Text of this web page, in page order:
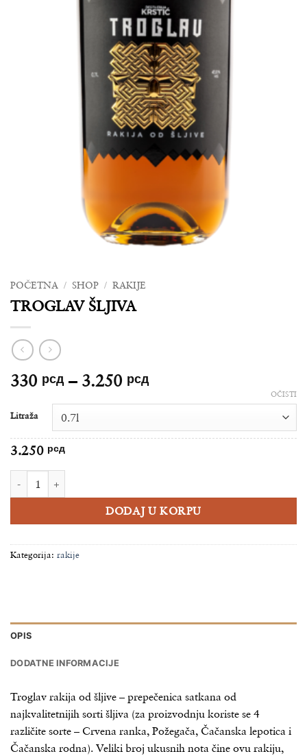
POČETNA / SHOP / RAKIJE
TROGLAV ŠLJIVA
330 рсд – 3.250 рсдRaspon
330 рсд
Litraža
OČISTI
3.250 рсд
DODAJ U KORPU
Kategorija: rakije
OPIS
DODATNE INFORMACIJE
Troglav rakija od šljive – prepečenica satkana od
najkvalitetnijih sorti šljiva (za proizvodnju koriste se 4
različite sorte – Crvena ranka, Požegača, Čačanska lepotica i
Čačanska rodna). Veliki broj ukusnih nota čine ovu rakiju,